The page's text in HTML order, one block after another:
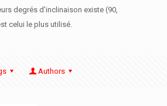
degrés d’inclinaison existe (90,
celui le plus utilisé.
Authors